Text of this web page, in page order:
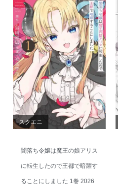
スクエニ
闇落ち令嬢は魔王の娘アリス
に転生したので王都で暗躍す
ることにしました 1巻 2026